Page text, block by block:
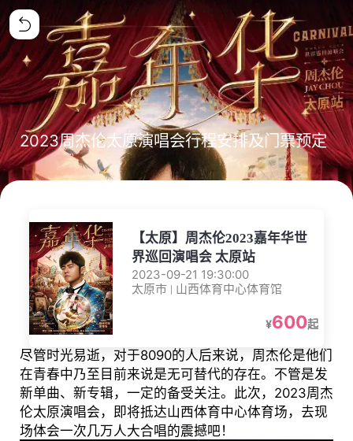
2023周杰伦太原演唱会行程安排及门票预定
【太原】周杰伦2023嘉年华世
界巡回演唱会 太原站
2023-09-21 19:30:00
太原市 | 山西体育中心体育馆
¥600起
尽管时光易逝，对于8090的人后来说，周杰伦是他们
在青春中乃至目前来说是无可替代的存在。不管是发
新单曲、新专辑，一定的备受关注。此次，2023周杰
伦太原演唱会，即将抵达山西体育中心体育场，去现
场体会一次几万人大合唱的震撼吧！